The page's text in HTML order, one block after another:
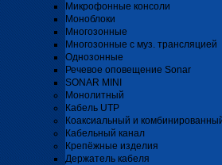
Микрофонные консоли
Моноблоки
Многозонные
Многозонные с муз. трансляцией
Однозонные
Речевое оповещение Sonar
SONAR MINI
Монолитный
Кабель UTP
Коаксиальный и
Кабельный канал
Крепёжные изделия
Держатель кабеля